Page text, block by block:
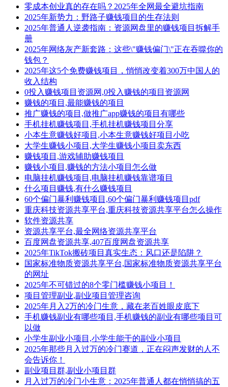
零成本创业真的存在吗？2025年全网最全避坑指南
2025年新势力：野路子赚钱项目的生存法则
2025年普通人逆袭指南：资源网盘里的赚钱项目拆解手
册
2025年网络灰产新套路：这些\"赚钱偏门\"正在吞噬你的
钱包？
2025年这5个免费赚钱项目，悄悄改变着300万中国人的
收入结构
0投入赚钱项目资源网,0投入赚钱的项目资源网
赚钱的项目,最能赚钱的项目
推广赚钱的项目,做推广app赚钱的项目有哪些
手机挂机赚钱项目,手机挂机赚钱项目分享
小本生意赚钱好项目,小本生意赚钱好项目小吃
大学生赚钱小项目,大学生赚钱小项目卖东西
赚钱项目,游戏辅助赚钱项目
赚钱小项目,赚钱的方法小项目怎么做
电脑挂机赚钱项目,电脑挂机赚钱靠谱项目
什么项目赚钱,有什么赚钱项目
60个偏门暴利赚钱项目,60个偏门暴利赚钱项目pdf
重庆科技资源共享平台,重庆科技资源共享平台怎么操作
软件资源共享
资源共享平台,最全网络资源共享平台
百度网盘资源共享,407百度网盘资源共享
2025年TikTok搬砖项目真实生态：风口还是陷阱？
国家标准物质资源共享平台,国家标准物质资源共享平台
的网址
2025年不可错过的8个零门槛赚钱小项目！
项目管理副业,副业项目管理咨询
2025年月入2万的冷门生意，藏在老百姓眼皮底下
手机赚钱副业有哪些项目,手机赚钱的副业有哪些项目可
以做
小学生副业小项目,小学生能干的副业小项目
2025年那些月入过万的冷门赛道，正在闷声发财的人不
会告诉你！
副业项目群,副业小项目群
月入过万的冷门小生意：2025年普通人都在悄悄搞的五